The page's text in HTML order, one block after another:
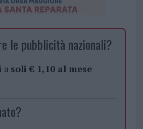
le pubblicità nazionali?
a soli € 1,10 al mese